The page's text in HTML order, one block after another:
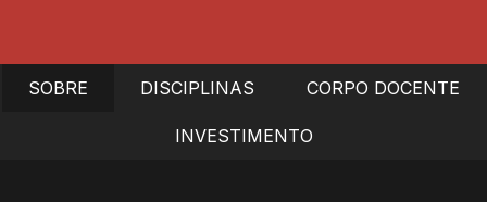
SOBRE DISCIPLINAS CORPO DOCENTE
INVESTIMENTO